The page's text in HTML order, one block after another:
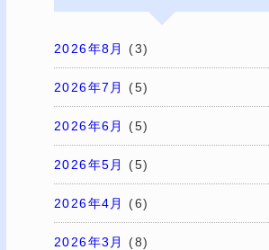
2026年8月 (3)
2026年7月 (5)
2026年6月 (5)
2026年5月 (5)
2026年4月 (6)
2026年3月 (8)